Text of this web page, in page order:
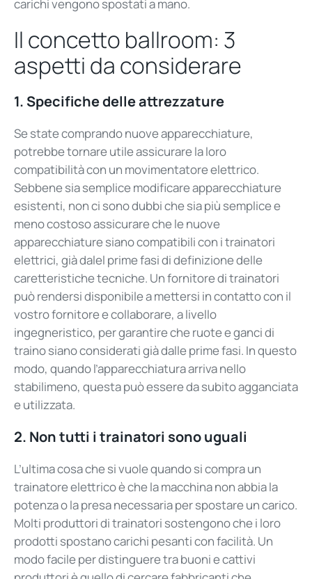
carichi vengono spostati a mano.
Il concetto ballroom: 3
aspetti da considerare
1. Specifiche delle attrezzature
Se state comprando nuove apparecchiature,
potrebbe tornare utile assicurare la loro
compatibilità con un movimentatore elettrico.
Sebbene sia semplice modificare apparecchiature
esistenti, non ci sono dubbi che sia più semplice e
meno costoso assicurare che le nuove
apparecchiature siano compatibili con i trainatori
elettrici, già dalel prime fasi di definizione delle
caretteristiche tecniche. Un fornitore di trainatori
può rendersi disponibile a mettersi in contatto con il
vostro fornitore e collaborare, a livello
ingegneristico, per garantire che ruote e ganci di
traino siano considerati già dalle prime fasi. In questo
modo, quando l’apparecchiatura arriva nello
stabilimeno, questa può essere da subito agganciata
e utilizzata.
2. Non tutti i trainatori sono uguali
L’ultima cosa che si vuole quando si compra un
trainatore elettrico è che la macchina non abbia la
potenza o la presa necessaria per spostare un carico.
Molti produttori di trainatori sostengono che i loro
prodotti spostano carichi pesanti con facilità. Un
modo facile per distinguere tra buoni e cattivi